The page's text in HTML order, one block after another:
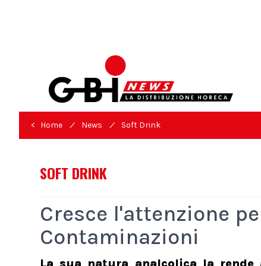
< Home / News / Soft Drink
SOFT DRINK
Cresce l'attenzione
Contaminazioni